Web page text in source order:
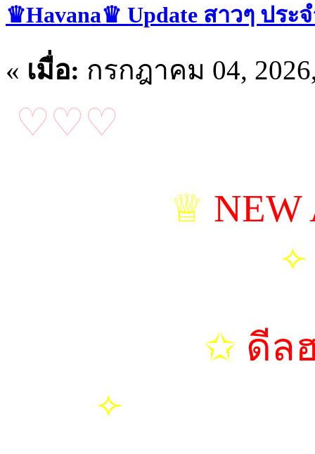
♛Havana♛ Update สาวๆ ประ
« เมื่อ: กรกฎาคม 04,
♡♡♡
♕ NEW
⟣
✩ ดีล
⟣